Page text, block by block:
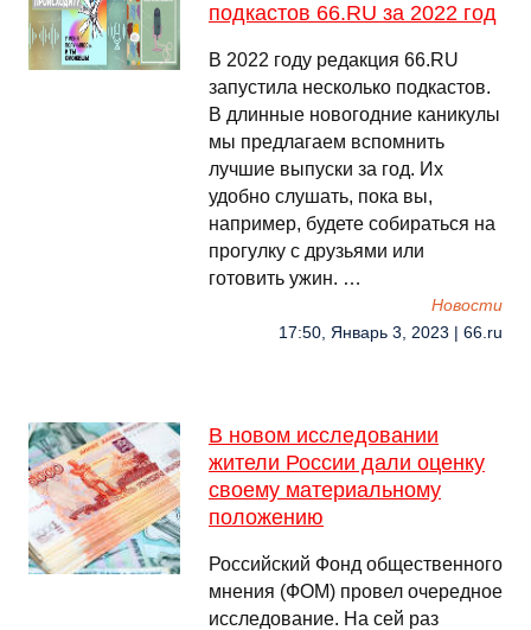
подкастов 66.RU за 2022 год
В 2022 году редакция 66.RU
запустила несколько подкастов.
В длинные новогодние каникулы
мы предлагаем вспомнить
лучшие выпуски за год. Их
удобно слушать, пока вы,
например, будете собираться на
прогулку с друзьями или
готовить ужин. …
Новости
17:50, Январь 3, 2023 | 66.ru
В новом исследовании
жители России дали оценку
своему материальному
положению
Российский Фонд общественного
мнения (ФОМ) провел очередное
исследование. На сей раз